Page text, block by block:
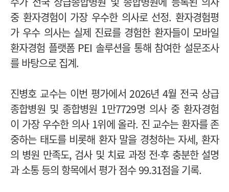
중 환자경험이 가장 우수한 의사로 선정. 환자경험평
가 우수 의사는 실제 진료를 경험한 환자들이 모바일
환자경험 플랫폼 PEI 솔루션을 통해 참여한 설문조사
를 바탕으로 집계.
진병호 교수는 이번 평가에서 2026년 4월 전국 상급
종합병원 및 종합병원 1만7729명 의사 중 환자경험
이 가장 우수한 의사 1위에 올라. 진 교수는 환자를 존
중하는 태도를 비롯해 환자 말을 경청하는 자세, 환자
의 병원 만족도, 검사 및 치료 과정 전·후 충분한 설명
과 소통 등의 항목에서 평가 점수 99.31점을 기록.